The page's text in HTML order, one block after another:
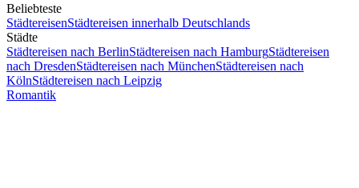
Beliebteste
StädtereisenStädtereisen innerhalb Deutschlands
Städte
Städtereisen nach BerlinStädtereisen nach HamburgStädtereisen
nach DresdenStädtereisen nach MünchenStädtereisen nach
KölnStädtereisen nach Leipzig
Romantik